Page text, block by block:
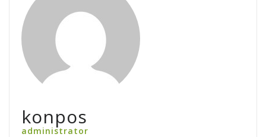
konpos
administrator